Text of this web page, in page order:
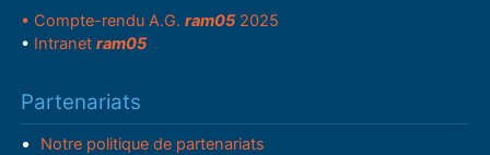
• Compte-rendu A.G.ram05 2025
• Intranetram05
Partenariats
Notre politique de partenariats